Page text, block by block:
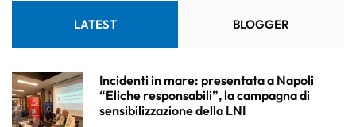
LATEST BLOGGER
Incidenti in mare: presentata a Napoli
“Eliche responsabili”, la campagna di
sensibilizzazione della LNI